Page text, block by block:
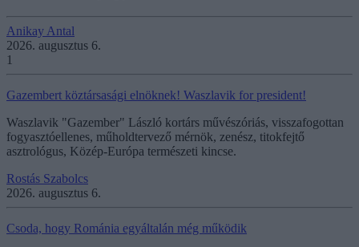
Anikay Antal
2026. augusztus 6.
1
Gazembert köztársasági elnöknek! Waszlavik for president!
Waszlavik "Gazember" László kortárs művészóriás, visszafogottan
fogyasztóellenes, műholdtervező mérnök, zenész, titokfejtő
asztrológus, Közép-Európa természeti kincse.
Rostás Szabolcs
2026. augusztus 6.
Csoda, hogy Románia egyáltalán még működik